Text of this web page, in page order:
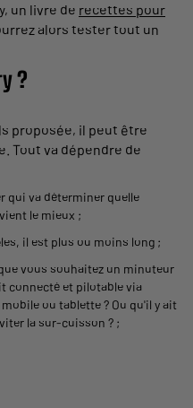
, un livre de recettes pour
alors tester tout un
?
proposée, il peut être
Tout va dépendre de
qui va déterminer quelle
le mieux ;
il est plus ou moins long ;
vous souhaitez un minuteur
connecté et pilotable via
ou tablette ? Ou qu'il y ait
la sur-cuisson ? ;